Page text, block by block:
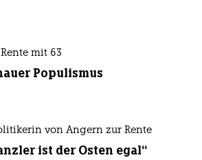
mit 63
Populismus
von Angern zur Rente
ist der Osten egal“